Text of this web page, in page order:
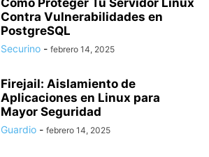
Cómo Proteger Tu Servidor Linux
Contra Vulnerabilidades en
PostgreSQL
Securino - febrero 14, 2025
Firejail: Aislamiento de
Aplicaciones en Linux para
Mayor Seguridad
Guardio - febrero 14, 2025